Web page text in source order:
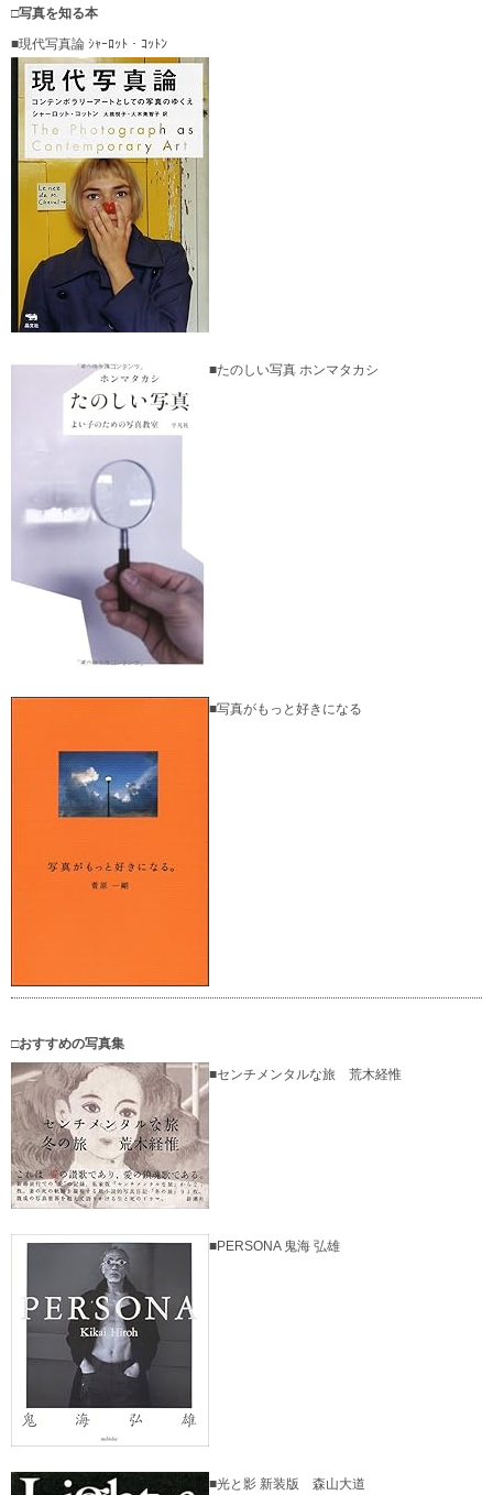
□写真を知る本
■現代写真論 ｼｬｰﾛｯﾄ・ｺｯﾄﾝ
■たのしい写真 ホンマタカシ
■写真がもっと好きになる
□おすすめの写真集
■センチメンタルな旅 荒木経惟
■PERSONA 鬼海 弘雄
■光と影 新装版 森山大道